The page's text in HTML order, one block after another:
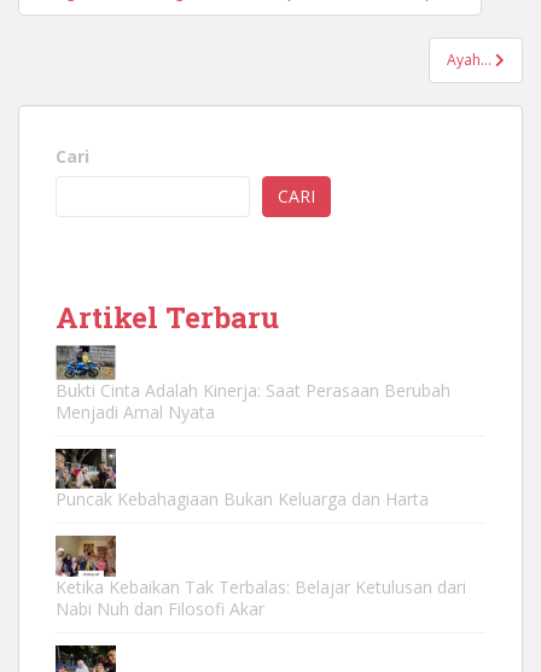
pos
Ayah…
Cari
CARI
Artikel Terbaru
Bukti Cinta Adalah Kinerja: Saat Perasaan Berubah
Menjadi Amal Nyata
Puncak Kebahagiaan Bukan Keluarga dan Harta
Ketika Kebaikan Tak Terbalas: Belajar Ketulusan dari
Nabi Nuh dan Filosofi Akar